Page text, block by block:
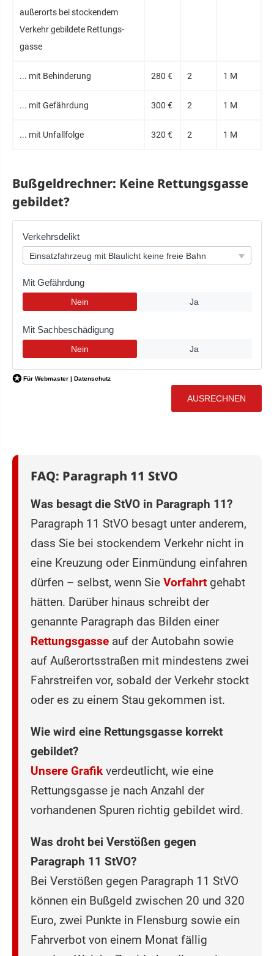
außer­orts bei stocken­dem
Verkehr gebil­dete Rettungs­
gasse
... mit Behin­derung 280 € 2 1 M
... mit Gefähr­dung 300 € 2 1 M
... mit Unfallfolge 320 € 2 1 M
Bußgeldrechner: Keine Rettungsgasse
gebildet?
FAQ: Paragraph 11 StVO
Was besagt die StVO in Paragraph 11?
Paragraph 11 StVO besagt unter anderem,
dass Sie bei stockendem Verkehr nicht in
eine Kreuzung oder Einmündung einfahren
dürfen – selbst, wenn Sie Vorfahrt gehabt
hätten. Darüber hinaus schreibt der
genannte Paragraph das Bilden einer
Rettungsgasse auf der Auto‌bahn sowie
auf Außero‌rtsstraßen mit mindestens zwei
Fahrstreifen vor, sobald der Verkehr stockt
oder es zu einem Stau gekommen ist.
Wie wird eine Rettu‌ngsgasse korrekt
gebildet?
Unsere Grafik verdeutlicht, wie eine
Rettun‌gsgasse je nach Anzahl der
vorhandenen Spuren richtig gebildet wird.
Was droht bei Verstößen gegen
Paragraph 11 StVO?
Bei Verstößen gegen Paragraph 11 StVO
können ein Buß‌geld zwischen 20 und 320
Euro, zwei Pun‌kte in Flensburg sowie ein
Fahr‌verbot von einem Monat fällig